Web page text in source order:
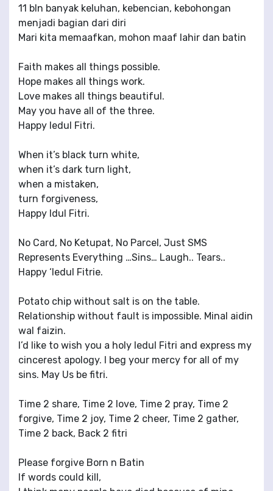
11 bln banyak keluhan, kebencian, kebohongan
menjadi bagian dari diri
Mari kita memaafkan, mohon maaf lahir dan batin
Faith makes all things possible.
Hope makes all things work.
Love makes all things beautiful.
May you have all of the three.
Happy Iedul Fitri.
When it’s black turn white,
when it’s dark turn light,
when a mistaken,
turn forgiveness,
Happy Idul Fitri.
No Card, No Ketupat, No Parcel, Just SMS
Represents Everything …Sins… Laugh.. Tears..
Happy ‘Iedul Fitrie.
Potato chip without salt is on the table.
Relationship without fault is impossible. Minal aidin
wal faizin.
I’d like to wish you a holy Iedul Fitri and express my
cincerest apology. I beg your mercy for all of my
sins. May Us be fitri.
Time 2 share, Time 2 love, Time 2 pray, Time 2
forgive, Time 2 joy, Time 2 cheer, Time 2 gather,
Time 2 back, Back 2 fitri
Please forgive Born n Batin
If words could kill,